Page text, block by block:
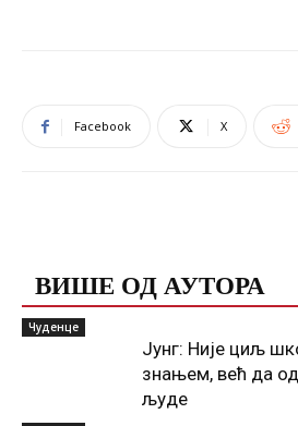
Facebook X
ВИШЕ ОД АУТОРА
Чуденце
Јунг: Није циљ
знањем, већ да
људе